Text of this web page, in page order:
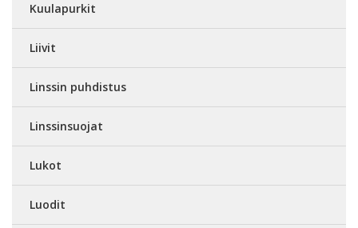
Kuulapurkit
Liivit
Linssin puhdistus
Linssinsuojat
Lukot
Luodit